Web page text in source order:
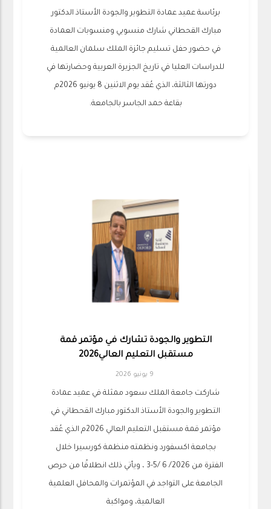
برئاسة عميد عمادة التطوير والجودة الأستاذ الدكتور
مبارك القحطاني شارك منسوبي ومنسوبات العمادة
في حضور حفل تسليم جائزة الملك سلمان العالمية
للدراسات العليا في تاريخ الجزيرة العربية وحضارتها في
دورتها الثالثة، الذي عُقد يوم الاثنين 8 يونيو 2026م
بقاعة حمد الجاسر بالجامعة.
التطوير والجودة تشارك في مؤتمر قمة
مستقبل التعليم العالي2026
9 يونيو 2026
شاركت جامعة الملك سعود ممثلة في عميد عمادة
التطوير والجودة الأستاذ الدكتور مبارك القحطاني في
مؤتمر قمة مستقبل التعليم العالي 2026م الذي عُقد
بجامعة اكسفورد ونظمته منظمة كورسيرا خلال
الفترة من 2026/ 6 /5-3 ، ويأتي ذلك انطلاقًا من حرص
الجامعة على التواجد في المؤتمرات والمحافل العلمية
العالمية، ومواكبة